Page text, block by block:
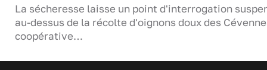
La sécheresse laisse un point d'interrogation
au-dessus de la récolte d'oignons doux des
coopérative…